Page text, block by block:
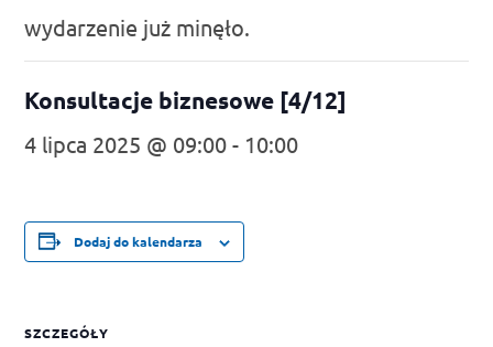
wydarzenie już minęło.
Konsultacje biznesowe [4/12]
4 lipca 2025 @ 09:00 - 10:00
Dodaj do kalendarza
SZCZEGÓŁY